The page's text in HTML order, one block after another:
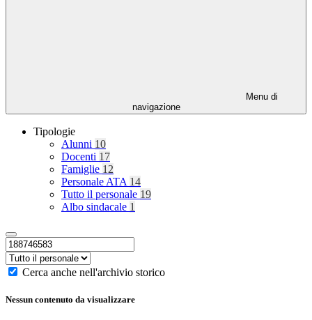
Menu di
navigazione
Tipologie
Alunni 10
Docenti 17
Famiglie 12
Personale ATA 14
Tutto il personale 19
Albo sindacale 1
Cerca anche nell'archivio storico
Nessun contenuto da visualizzare